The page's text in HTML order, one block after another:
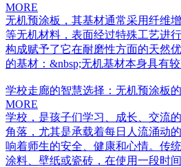
MORE
无机预涂板，其基材通常采用纤维
等无机材料，表面经过特殊工艺进
构成赋予了它在耐磨性方面的天然
的基材：&nbsp;无机基材本身具有
学校走廊的智慧选择：无机预涂板
MORE
学校，是孩子们学习、成长、交流
角落，尤其是承载着每日人流涌动
响着师生的安全、健康和心情。传
涂料、壁纸或瓷砖，在使用一段时